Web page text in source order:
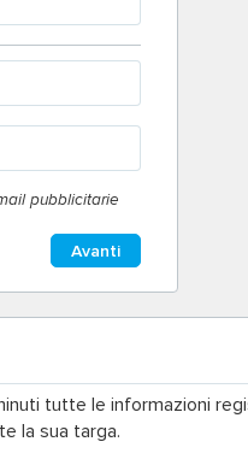
pubblicitarie
Avanti
tutte le informazioni
la sua targa.